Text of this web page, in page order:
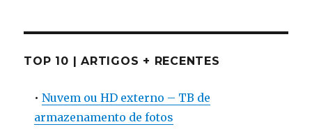
TOP 10 | ARTIGOS + RECENTES
•Nuvem ou HD externo – TB de
armazenamento de fotos